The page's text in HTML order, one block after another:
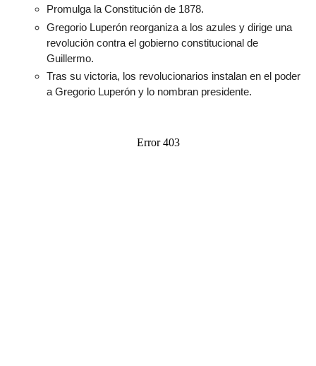
Promulga la Constitución de 1878.
Gregorio Luperón reorganiza a los azules y dirige una
revolución contra el gobierno constitucional de
Guillermo.
Tras su victoria, los revolucionarios instalan en el poder
a Gregorio Luperón y lo nombran presidente.